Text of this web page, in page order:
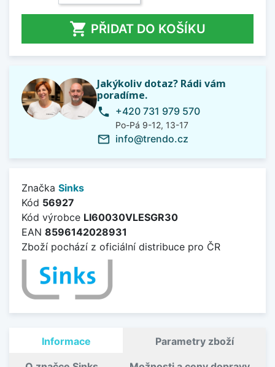
 PŘIDAT DO KOŠÍKU
Jakýkoliv dotaz? Rádi vám
poradíme.
phone +420 731 979 570
Po-Pá 9-12, 13-17
mail_outline info@trendo.cz
Značka Sinks
Kód 56927
Kód výrobce LI60030VLESGR30
EAN 8596142028931
Zboží pochází z oficiální distribuce pro ČR
Informace Parametry zboží